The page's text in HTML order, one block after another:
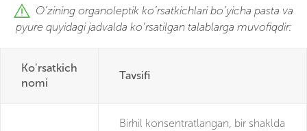
O’zining organoleptik ko’rsatkichlari bo’yicha pasta va
pyure quyidagi jadvalda ko’rsatilgan talablarga muvofiqdir:
Ko'rsatkich
nomi
Tavsifi
Birhil konsentratlangan, bir shaklda